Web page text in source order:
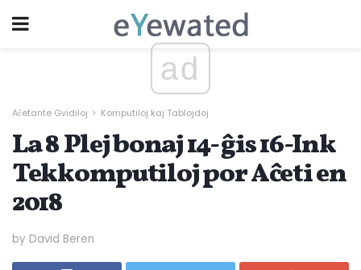
ad
Aĉetante Gvidiloj Komputiloj kaj Tablojdoj
La 8 Plej bonaj 14- ĝis 16-Ink
Tekkomputiloj por Aĉeti en
2018
by David Beren